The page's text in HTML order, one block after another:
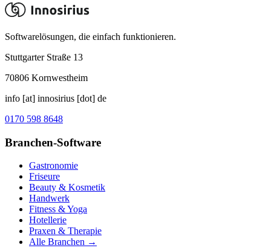
Softwarelösungen, die einfach funktionieren.
Stuttgarter Straße 13
70806 Kornwestheim
info [at] innosirius [dot] de
0170 598 8648
Branchen-Software
Gastronomie
Friseure
Beauty & Kosmetik
Handwerk
Fitness & Yoga
Hotellerie
Praxen & Therapie
Alle Branchen →